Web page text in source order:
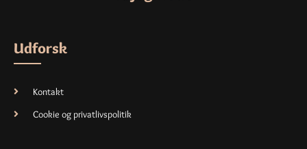
Udforsk
Kontakt
Cookie og privatlivspolitik